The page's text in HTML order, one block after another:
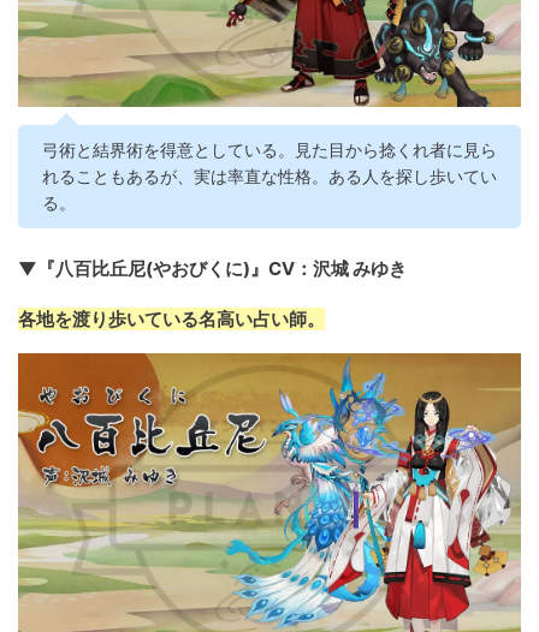
弓術と結界術を得意としている。見た目から捻くれ者に見ら
れることもあるが、実は率直な性格。ある人を探し歩いてい
る。
▼『八百比丘尼(やおびくに)』CV：沢城 みゆき
各地を渡り歩いている名高い占い師。